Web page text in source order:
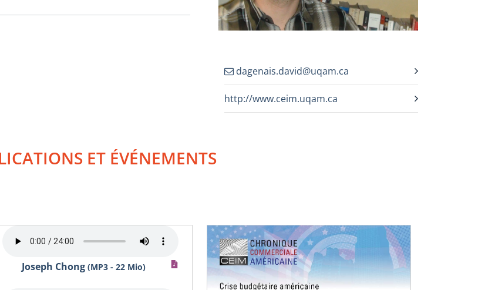
dagenais.david@uqam.ca
http://www.ceim.uqam.ca
ET ÉVÉNEMENTS
Joseph Chong (MP3 - 22 Mio)